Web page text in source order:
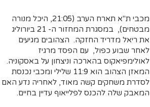
מכבי ת"א תארח הערב (21:05, היכל מנורה
מבטחים), במסגרת המחזור ה- 21 ביורוליג
את ריאל מדריד החזקה. הצהובים מגיעים
לאחר שבוע כפול, עם הפסד מרגיז
לאולימפיאקוס בהארכה וניצחון על באסקוניה.
המאזן הצהוב הוא 11:9 שלילי ומכבי נכנסת
לסדרת משחקים קשה מאוד, לאחריה נדע האם
המאבק שלה להכנס לפלייאוף עדיין בחיים.